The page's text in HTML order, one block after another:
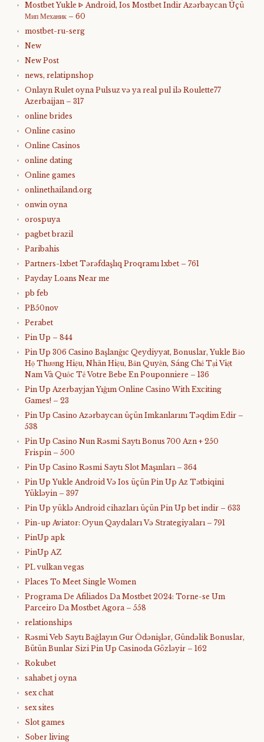
Mostbet Yukle ᐈ Android, Ios Mostbet Indir Azərbaycan Üçü
Мип Механик – 60
mostbet-ru-serg
New
New Post
news, relatipnshop
Onlayn Rulet oyna Pulsuz və ya real pul ilə Roulette77
Azerbaijan – 317
online brides
Online casino
Online Casinos
online dating
Online games
onlinethailand.org
onwin oyna
orospuya
pagbet brazil
Paribahis
Partners-1xbet Tərəfdaşlıq Proqramı 1xbet – 761
Payday Loans Near me
pb feb
PB50nov
Perabet
Pin Up – 844
Pin Up 306 Casino Başlanğıc Qeydiyyat, Bonuslar, Yukle Bảo
Hộ Thương Hiệu, Nhãn Hiệu, Bản Quyền, Sáng Chế Tại Việt
Nam Và Quốc Tế Votre Bebe En Pouponniere – 136
Pin Up Azerbayjan Yığım Online Casino With Exciting
Games! – 23
Pin Up Casino Azərbaycan üçün Imkanlarını Təqdim Edir –
538
Pin Up Casino Nun Rəsmi Saytı Bonus 700 Azn + 250
Frispin – 500
Pin Up Casino Rəsmi Saytı Slot Maşınları – 364
Pin Up Yukle Android Və Ios üçün Pin Up Az Tətbiqini
Yükləyin – 397
Pin Up yüklə Android cihazları üçün Pin Up bet indir – 633
Pin-up Aviator: Oyun Qaydaları Və Strategiyaları – 791
PinUp apk
PinUp AZ
PL vulkan vegas
Places To Meet Single Women
Programa De Afiliados Da Mostbet 2024: Torne-se Um
Parceiro Da Mostbet Agora – 558
relationships
Rəsmi Veb Saytı Bağlayın️ Gur Ödənişlər, Gündəlik Bonuslar,
Bütün Bunlar Sizi Pin Up Casinoda Gözləyir – 162
Rokubet
sahabet j oyna
sex chat
sex sites
Slot games
Sober living